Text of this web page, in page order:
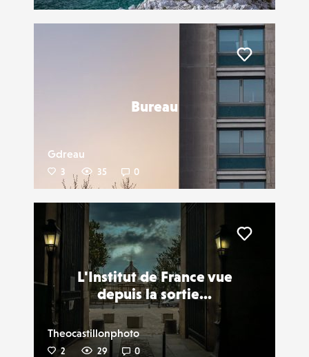
Bureau
Gdreau
3 35 0
L'Institut de France vue
depuis la sortie...
Theocastillonphoto
2 29 0